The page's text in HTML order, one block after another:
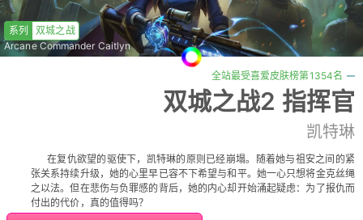
Arcane Commander Caitlyn
系列 双城之战
全站最受喜爱皮肤榜第1354名
双城之战2 指挥官
凯特琳
在复仇欲望的驱使下，凯特琳的原则已经崩塌。随着她与祖安之间的紧
张关系持续升级，她的心里早已容不下希望与和平。她一心只想将金克丝绳
之以法。但在悲伤与负罪感的背后，她的内心却开始涌起疑虑：为了报仇而
付出的代价，真的值得吗？